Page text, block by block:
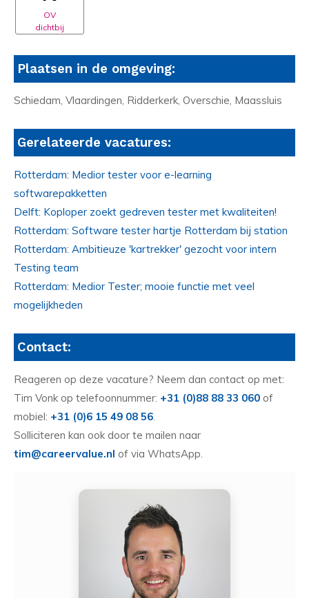
OV
dichtbij
Plaatsen in de omgeving:
Schiedam, Vlaardingen, Ridderkerk, Overschie, Maassluis
Gerelateerde vacatures:
Rotterdam: Medior tester voor e-learning
softwarepakketten
Delft: Koploper zoekt gedreven tester met kwaliteiten!
Rotterdam: Software tester hartje Rotterdam bij station
Rotterdam: Ambitieuze 'kartrekker' gezocht voor intern
Testing team
Rotterdam: Medior Tester; mooie functie met veel
mogelijkheden
Contact:
Reageren op deze vacature? Neem dan contact op met:
Tim Vonk op telefoonnummer: +31 (0)88 88 33 060 of
mobiel: +31 (0)6 15 49 08 56
Solliciteren kan ook door te mailen naar
tim@careervalue.nl of via WhatsApp.